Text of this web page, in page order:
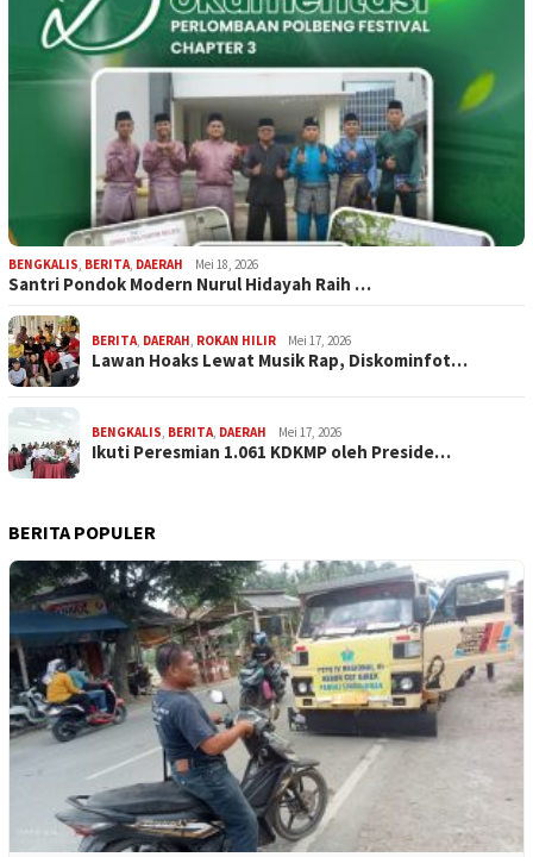
BENGKALIS, BERITA, DAERAH Mei 18, 2026
Santri Pondok Modern Nurul Hidayah Raih …
BERITA, DAERAH, ROKAN HILIR Mei 17, 2026
Lawan Hoaks Lewat Musik Rap, Diskominfot…
BENGKALIS, BERITA, DAERAH Mei 17, 2026
Ikuti Peresmian 1.061 KDKMP oleh Preside…
BERITA POPULER